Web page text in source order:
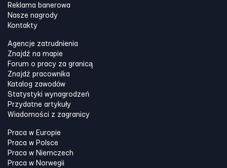
Reklama banerowa
Nasze nagrody
Kontakty
Agencje zatrudnienia
Znajdź na mapie
Forum o pracy za granicą
Znajdź pracownika
Katalog zawodów
Statystyki wynagrodzeń
Przydatne artykuły
Wiadomości z zagranicy
Praca w Europie
Praca w Polsce
Praca w Niemczech
Praca w Norwegii